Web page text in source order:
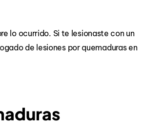
lo ocurrido. Si te lesionaste con un
de lesiones por quemaduras en